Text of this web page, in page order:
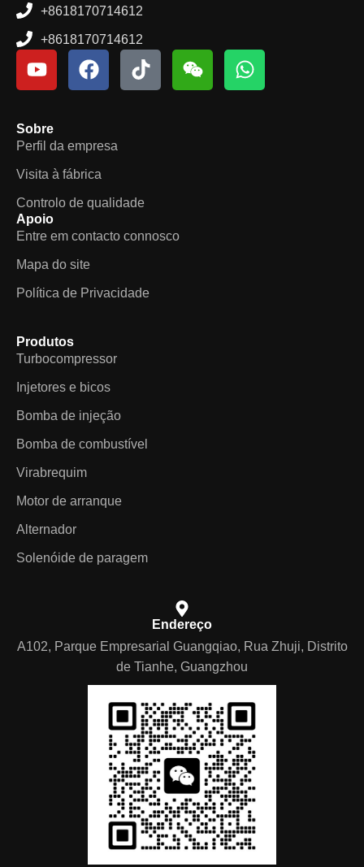
+8618170714612
+8618170714612
Sobre
Perfil da empresa
Visita à fábrica
Controlo de qualidade
Apoio
Entre em contacto connosco
Mapa do site
Política de Privacidade
Produtos
Turbocompressor
Injetores e bicos
Bomba de injeção
Bomba de combustível
Virabrequim
Motor de arranque
Alternador
Solenóide de paragem
Endereço
A102, Parque Empresarial Guangqiao, Rua Zhuji, Distrito
de Tianhe, Guangzhou
Arabic
German